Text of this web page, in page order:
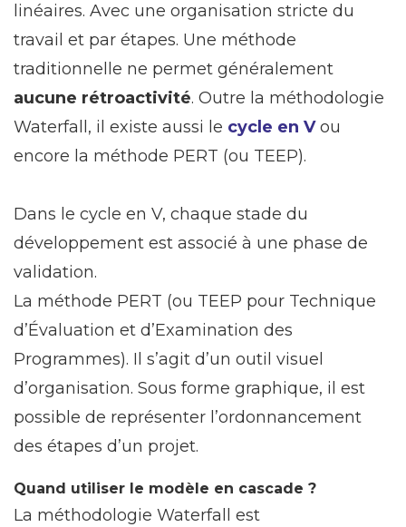
linéaires. Avec une organisation stricte du
travail et par étapes. Une méthode
traditionnelle ne permet généralement
aucune rétroactivité. Outre la méthodologie
Waterfall, il existe aussi le cycle en Vou
encore la méthode PERT (ou TEEP).
Dans le cycle en V, chaque stade du
développement est associé à une phase de
validation.
La méthode PERT (ou TEEP pour Technique
d’Évaluation et d’Examination des
Programmes). Il s’agit d’un outil visuel
d’organisation. Sous forme graphique, il est
possible de représenter l’ordonnancement
des étapes d’un projet.
Quand utiliser le modèle en cascade ?
La méthodologie Waterfall est